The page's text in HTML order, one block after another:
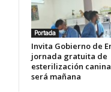
Portada
Invita Gobierno de
jornada gratuita de
esterilización
será mañana